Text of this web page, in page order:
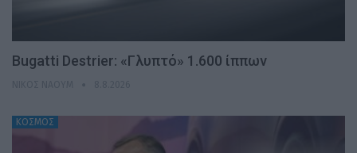
Bugatti Destrier: «Γλυπτό» 1.600 ίππων
ΚΟΣΜΟΣ